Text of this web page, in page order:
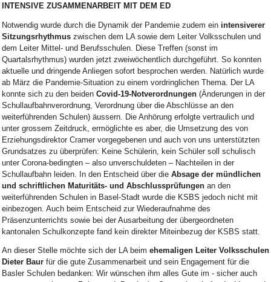
INTENSIVE ZUSAMMENARBEIT MIT DEM ED
Notwendig wurde durch die Dynamik der Pandemie zudem ein intensiverer
Sitzungsrhythmuszwischen dem LA sowie dem Leiter Volksschulen und
dem Leiter Mittel- und Berufsschulen. Diese Treffen (sonst im
Quartalsrhythmus) wurden jetzt zweiwöchentlich durchgeführt. So konnten
aktuelle und dringende Anliegen sofort besprochen werden. Natürlich wurde
ab März die Pandemie-Situation zu einem vordringlichen Thema. Der LA
konnte sich zu den beiden Covid-19-Notverordnungen(Änderungen in der
Schullaufbahnverordnung, Verordnung über die Abschlüsse an den
weiterführenden Schulen) äussern. Die Anhörung erfolgte vertraulich und
unter grossem Zeitdruck, ermöglichte es aber, die Umsetzung des von
Erziehungsdirektor Cramer vorgegebenen und auch von uns unterstützten
Grundsatzes zu überprüfen: Keine Schülerin, kein Schüler soll schulisch
unter Corona-bedingten – also unverschuldeten – Nachteilen in der
Schullaufbahn leiden. In den Entscheid über die Absage der mündlichen
und schriftlichen Maturitäts- und Abschlussprüfungenan den
weiterführenden Schulen in Basel-Stadt wurde die KSBS jedoch nicht mit
einbezogen. Auch beim Entscheid zur Wiederaufnahme des
Präsenzunterrichts sowie bei der Ausarbeitung der übergeordneten
kantonalen Schulkonzepte fand kein direkter Miteinbezug der KSBS statt.
An dieser Stelle möchte sich der LA beim ehemaligen Leiter Volksschulen
Dieter Baurfür die gute Zusammenarbeit und sein Engagement für die
Basler Schulen bedanken: Wir wünschen ihm alles Gute im -sicher auch